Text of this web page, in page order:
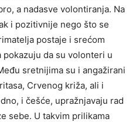
a nadasve volontiranja. Na
i pozitivnije nego što se
postaje i srećom
da su volonteri u
sretnijima su i angažirani
Crvenog križa, ali i
i češće, upražnjavaju rad
sebe. U takvim prilikama